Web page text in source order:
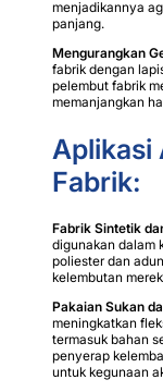
menjadikannya
panjang.
Mengurangkan
fabrik dengan
pelembut fabrik
memanjangkan
Aplikasi
Fabrik:
Fabrik Sintetik
digunakan dalam
poliester dan
kelembutan
Pakaian Sukan
meningkatkan
termasuk bahan
penyerap
untuk kegunaan